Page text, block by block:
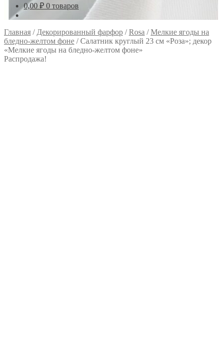
0,00 ₽ 0 товаров
Главная / Декорированный фарфор /Rosa /Мелкие ягоды на
бледно-желтом фоне /Салатник круглый 23 см «Роза»; декор
«Мелкие ягоды на бледно-желтом фоне»
Распродажа!